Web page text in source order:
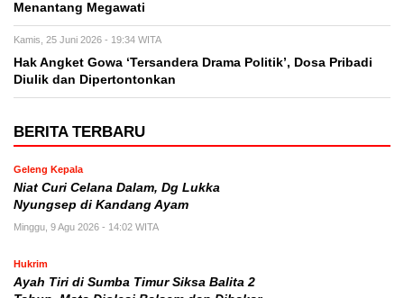
Menantang Megawati
Kamis, 25 Juni 2026 - 19:34 WITA
Hak Angket Gowa ‘Tersandera Drama Politik’, Dosa Pribadi
Diulik dan Dipertontonkan
BERITA TERBARU
Geleng Kepala
Niat Curi Celana Dalam, Dg Lukka
Nyungsep di Kandang Ayam
Minggu, 9 Agu 2026 - 14:02 WITA
Hukrim
Ayah Tiri di Sumba Timur Siksa Balita 2